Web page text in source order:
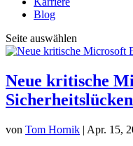
Blog
Seite auswählen
Neue kritische
Sicherheitslücken
von Tom Hornik | Apr. 15,